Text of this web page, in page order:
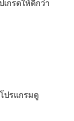
เกรดให้ดีกว่า
โปรแกรมดู